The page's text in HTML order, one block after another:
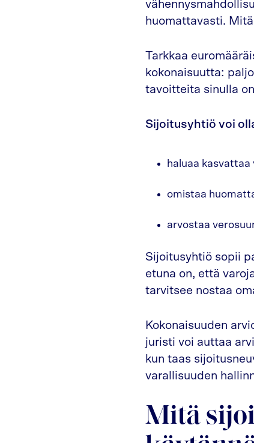
huomattavasti.
Tarkkaa
kokonaisuutta:
tavoitteita sinulla
Sijoitusyhtiö voi
haluaa
omistaa
arvostaa
Sijoitusyhtiö sopii
etuna on, että
tarvitsee nostaa
Kokonaisuuden
juristi voi auttaa
kun taas
varallisuuden
Mitä